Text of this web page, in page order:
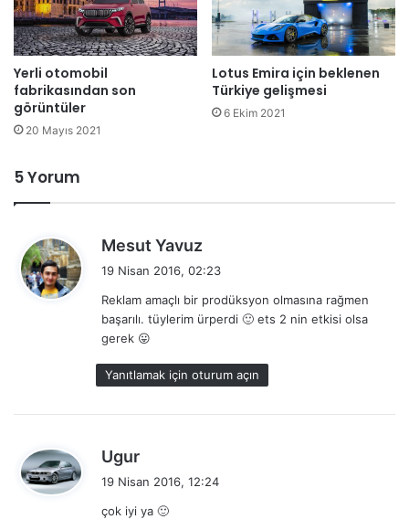
Yerli otomobil
fabrikasından son
görüntüler
20 Mayıs 2021
Lotus Emira için beklenen
Türkiye gelişmesi
6 Ekim 2021
5 Yorum
Mesut Yavuz
i
k
:
19 Nisan 2016, 02:23
Reklam amaçlı bir prodüksyon olmasına rağmen
başarılı. tüylerim ürperdi 🙂 ets 2 nin etkisi olsa
gerek 😛
Yanıtlamak için oturum açın
Ugur
i
19 Nisan 2016, 12:24
çok iyi ya 🙂